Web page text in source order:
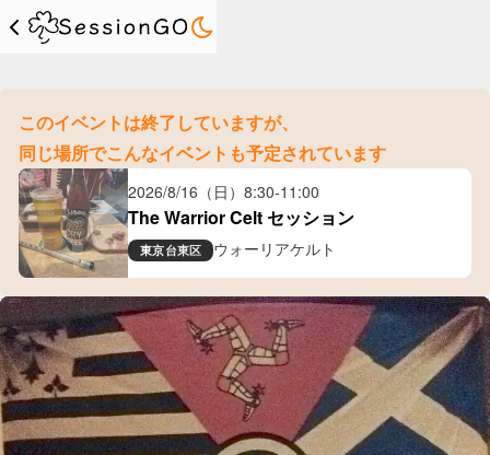
このイベントは終了していますが、
同じ場所でこんなイベントも予定されています
2026/8/16（日） 8:30-11:00
The Warrior Celt セッション
東京台東区 ウォーリアケルト